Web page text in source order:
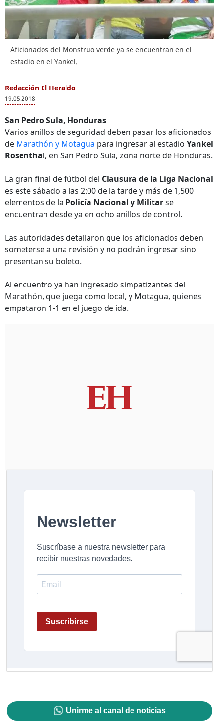
Aficionados del Monstruo verde ya se encuentran en el
estadio en el Yankel.
Redacción El Heraldo
19.05.2018
San Pedro Sula, Honduras
Varios anillos de seguridad deben pasar los aficionados
de Marathón y Motagua para ingresar al estadio Yankel
Rosenthal, en San Pedro Sula, zona norte de Honduras.
La gran final de fútbol del Clausura de la Liga Nacional
es este sábado a las 2:00 de la tarde y más de 1,500
elementos de la Policía Nacional y Militarse
encuentran desde ya en ocho anillos de control.
Las autoridades detallaron que los aficionados deben
someterse a una revisión y no podrán ingresar sino
presentan su boleto.
Al encuentro ya han ingresado simpatizantes del
Marathón, que juega como local, y Motagua, quienes
empataron 1-1 en el juego de ida.
Unirme al canal de noticias